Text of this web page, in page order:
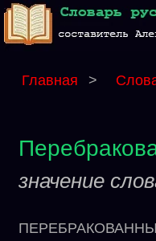
Главная >
значение